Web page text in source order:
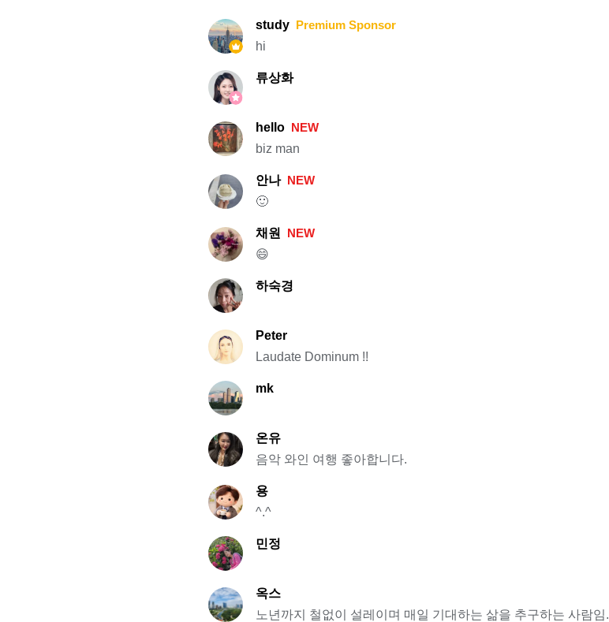
study Premium Sponsor
hi
류상화
hello NEW
biz man
안나 NEW
🙂
채원
NEW
😄
하숙경
Peter
Laudate Dominum !!
mk
온유
음악 와인 여행 좋아합니다.
용
^.^
민정
옥스
노년까지 철없이 설레이며 매일 기대하는 삶을 추구하는 사람임.